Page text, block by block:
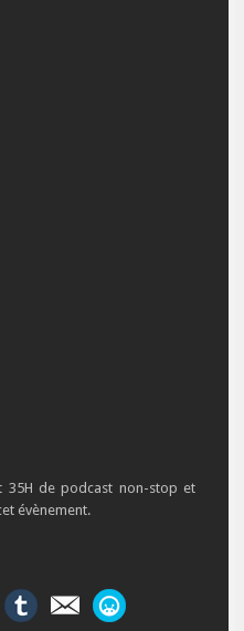
35H de podcast non-stop et
évènement.